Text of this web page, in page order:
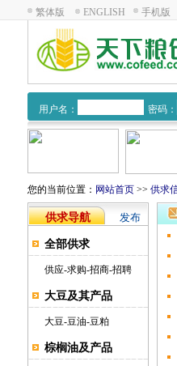
繁体版 ENGLISH 手机版
用户名： 密码：
您的当前位置： 网站首页 >> 供求
供求导航 发布
全部供求
供应-求购-招商-招聘
大豆及其产品
大豆-豆油-豆粕
棕榈油及产品